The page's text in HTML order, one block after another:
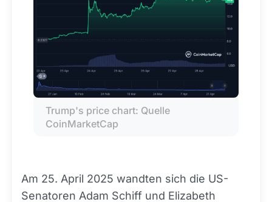
Trump's price chart: Quelle
CoinMarketCap
Am 25. April 2025 wandten sich die US-
Senatoren Adam Schiff und Elizabeth